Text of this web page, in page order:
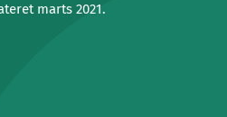
marts 2021.